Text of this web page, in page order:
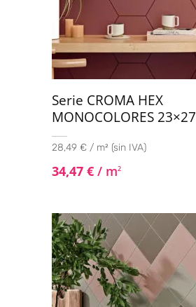
Serie CROMA HEX
MONOCOLORES 23×27
28,49 € / m² (sin IVA)
34,47 € / m2